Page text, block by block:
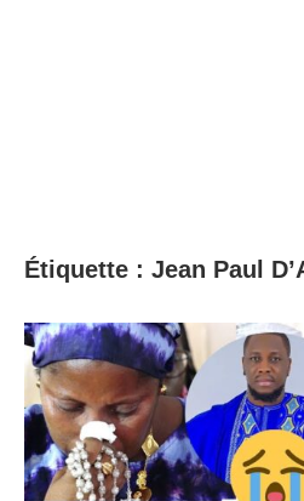
Étiquette : Jean Paul